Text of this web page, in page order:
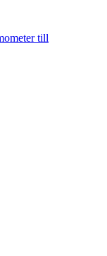
till